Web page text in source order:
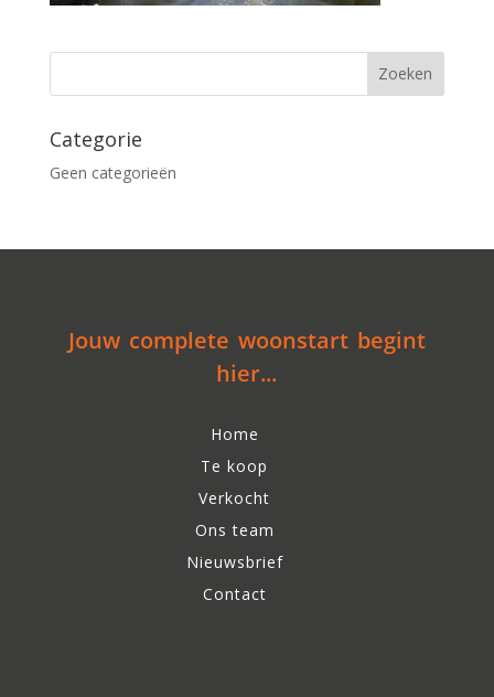
Categorie
Geen categorieën
Jouw complete woonstart begint
hier...
Home
Te koop
Verkocht
Ons team
Nieuwsbrief
Contact